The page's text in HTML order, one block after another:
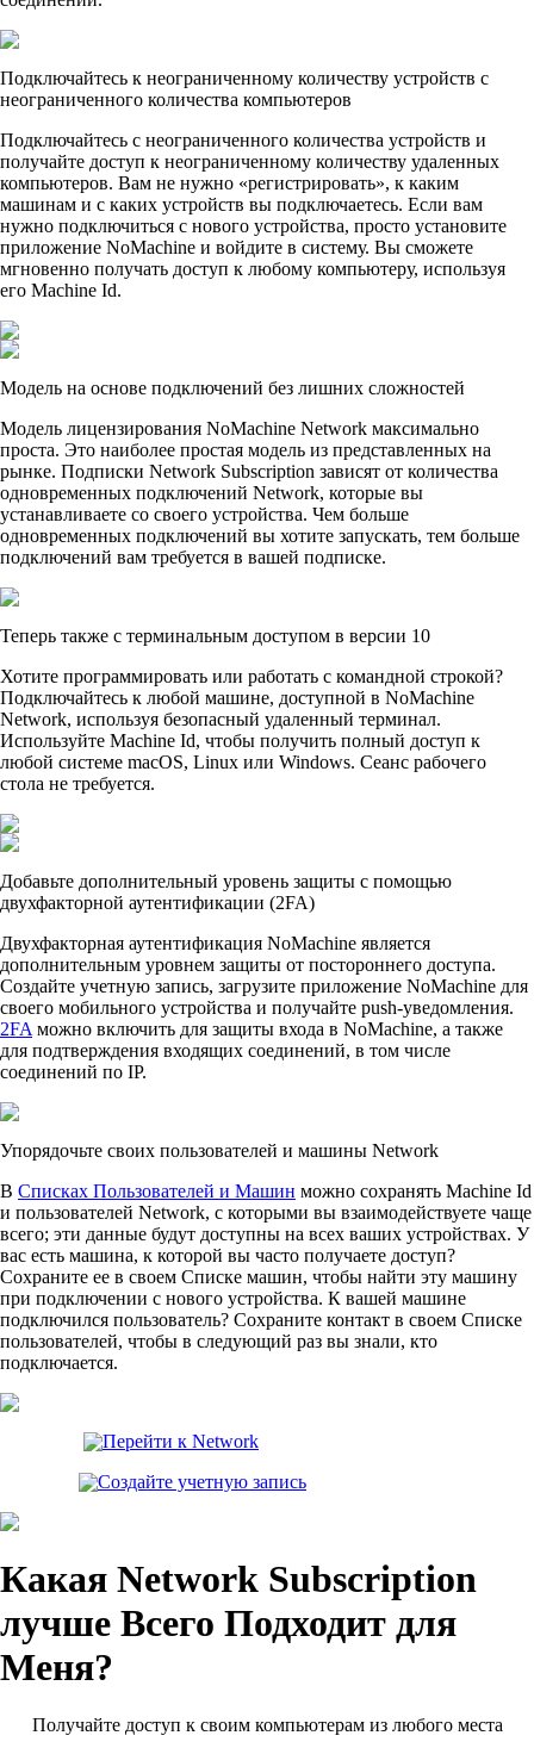
Подключайтесь к неограниченному количеству устройств с
неограниченного количества компьютеров
Подключайтесь с неограниченного количества устройств и
получайте доступ к неограниченному количеству удаленных
компьютеров. Вам не нужно «регистрировать», к каким
машинам и с каких устройств вы подключаетесь. Если вам
нужно подключиться с нового устройства, просто установите
приложение NoMachine и войдите в систему. Вы сможете
мгновенно получать доступ к любому компьютеру, используя
его Machine Id.
Модель на основе подключений без лишних сложностей
Модель лицензирования NoMachine Network максимально
проста. Это наиболее простая модель из представленных на
рынке. Подписки Network Subscription зависят от количества
одновременных подключений Network, которые вы
устанавливаете со своего устройства. Чем больше
одновременных подключений вы хотите запускать, тем больше
подключений вам требуется в вашей подписке.
Теперь также с терминальным доступом в версии 10
Хотите программировать или работать с командной строкой?
Подключайтесь к любой машине, доступной в NoMachine
Network, используя безопасный удаленный терминал.
Используйте Machine Id, чтобы получить полный доступ к
любой системе macOS, Linux или Windows. Сеанс рабочего
стола не требуется.
Добавьте дополнительный уровень защиты с помощью
двухфакторной аутентификации (2FA)
Двухфакторная аутентификация NoMachine является
дополнительным уровнем защиты от постороннего доступа.
Создайте учетную запись, загрузите приложение NoMachine для
своего мобильного устройства и получайте push-уведомления.
2FAможно включить для защиты входа в NoMachine, а также
для подтверждения входящих соединений, в том числе
соединений по IP.
Упорядочьте своих пользователей и машины Network
В Списках Пользователей и Машин можно сохранять Machine Id
и пользователей Network, с которыми вы взаимодействуете чаще
всего; эти данные будут доступны на всех ваших устройствах. У
вас есть машина, к которой вы часто получаете доступ?
Сохраните ее в своем Списке машин, чтобы найти эту машину
при подключении с нового устройства. К вашей машине
подключился пользователь? Сохраните контакт в своем Списке
пользователей, чтобы в следующий раз вы знали, кто
подключается.
Перейти к Network
Создайте учетную запись
Какая Network Subscription
лучше Всего Подходит для
Меня?
Получайте доступ к своим компьютерам из любого места